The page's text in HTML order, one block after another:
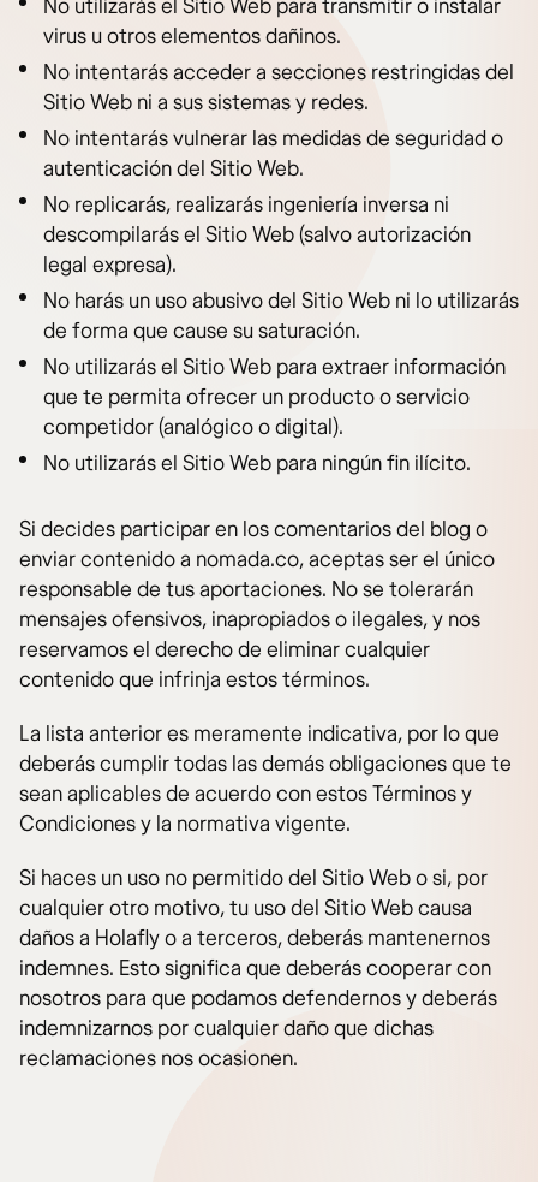
No utilizarás el Sitio Web para transmitir o instalar
virus u otros elementos dañinos.
No intentarás acceder a secciones restringidas del
Sitio Web ni a sus sistemas y redes.
No intentarás vulnerar las medidas de seguridad o
autenticación del Sitio Web.
No replicarás, realizarás ingeniería inversa ni
descompilarás el Sitio Web (salvo autorización
legal expresa).
No harás un uso abusivo del Sitio Web ni lo utilizarás
de forma que cause su saturación.
No utilizarás el Sitio Web para extraer información
que te permita ofrecer un producto o servicio
competidor (analógico o digital).
No utilizarás el Sitio Web para ningún fin ilícito.
Si decides participar en los comentarios del blog o
enviar contenido a nomada.co, aceptas ser el único
responsable de tus aportaciones. No se tolerarán
mensajes ofensivos, inapropiados o ilegales, y nos
reservamos el derecho de eliminar cualquier
contenido que infrinja estos términos.
La lista anterior es meramente indicativa, por lo que
deberás cumplir todas las demás obligaciones que te
sean aplicables de acuerdo con estos Términos y
Condiciones y la normativa vigente.
Si haces un uso no permitido del Sitio Web o si, por
cualquier otro motivo, tu uso del Sitio Web causa
daños a Holafly o a terceros, deberás mantenernos
indemnes. Esto significa que deberás cooperar con
nosotros para que podamos defendernos y deberás
indemnizarnos por cualquier daño que dichas
reclamaciones nos ocasionen.